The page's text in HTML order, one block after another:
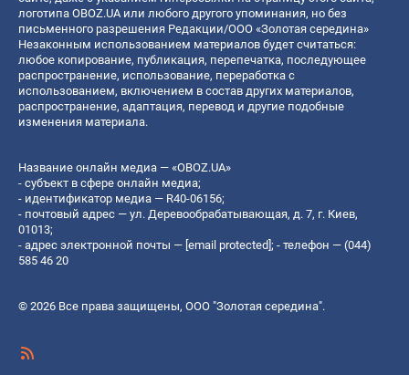
логотипа OBOZ.UA или любого другого упоминания, но без
письменного разрешения Редакции/ООО «Золотая середина»
Незаконным использованием материалов будет считаться:
любое копирование, публикация, перепечатка, последующее
распространение, использование, переработка с
использованием, включением в состав других материалов,
распространение, адаптация, перевод и другие подобные
изменения материала.
Название онлайн медиа — «OBOZ.UA»
- субъект в сфере онлайн медиа;
- идентификатор медиа — R40-06156;
- почтовый адрес — ул. Деревообрабатывающая, д. 7, г. Киев,
01013;
- адрес электронной почты — [email protected] ; - телефон — (044)
585 46 20
© 2026 Все права защищены, ООО "Золотая середина".